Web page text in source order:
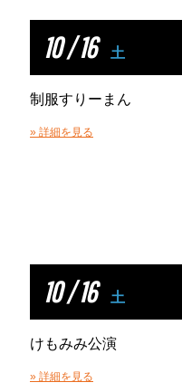
10 / 16 土
制服すりーまん
» 詳細を見る
10 / 16 土
けもみみ公演
» 詳細を見る